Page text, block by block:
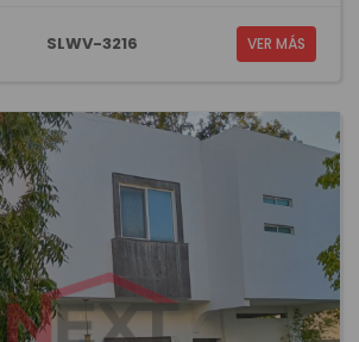
SLWV-3216 VER MÁS